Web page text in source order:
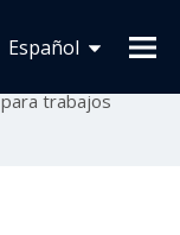
Español
Français
0.8 mm 60/40
trabajos